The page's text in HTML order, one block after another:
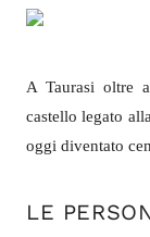
A Taurasi oltre
castello legato
oggi diventato
LE